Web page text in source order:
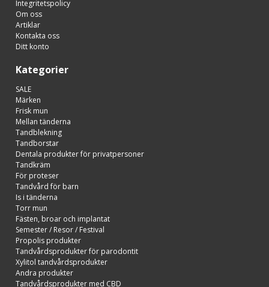
Integritetspolicy
Om oss
Artiklar
Kontakta oss
Ditt konto
Kategorier
SALE
Märken
Frisk mun
Mellan tänderna
Tandblekning
Tandborstar
Dentala produkter för privatpersoner
Tandkräm
För proteser
Tandvård för barn
Is i tänderna
Torr mun
Fästen, broar och implantat
Semester / Resor / Festival
Propolis produkter
Tandvårdsprodukter för parodontit
Xylitol tandvårdsprodukter
Andra produkter
Tandvårdsprodukter med CBD